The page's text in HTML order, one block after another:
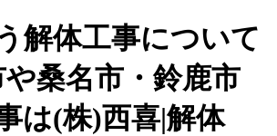
解体工事について
や桑名市・鈴鹿市
は(株)西喜|解体